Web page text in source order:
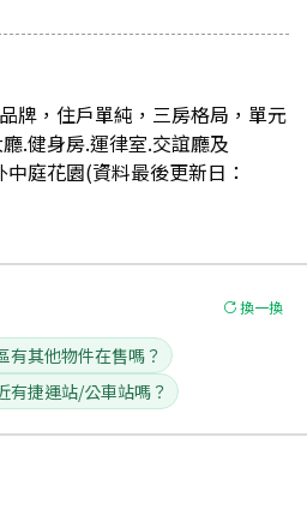
牌，住戶單純，三房格局，單元
.健身房.運律室.交誼廳及
庭花園(資料最後更新日：
換一換
有其他物件在售嗎？
有捷運站/公車站嗎？